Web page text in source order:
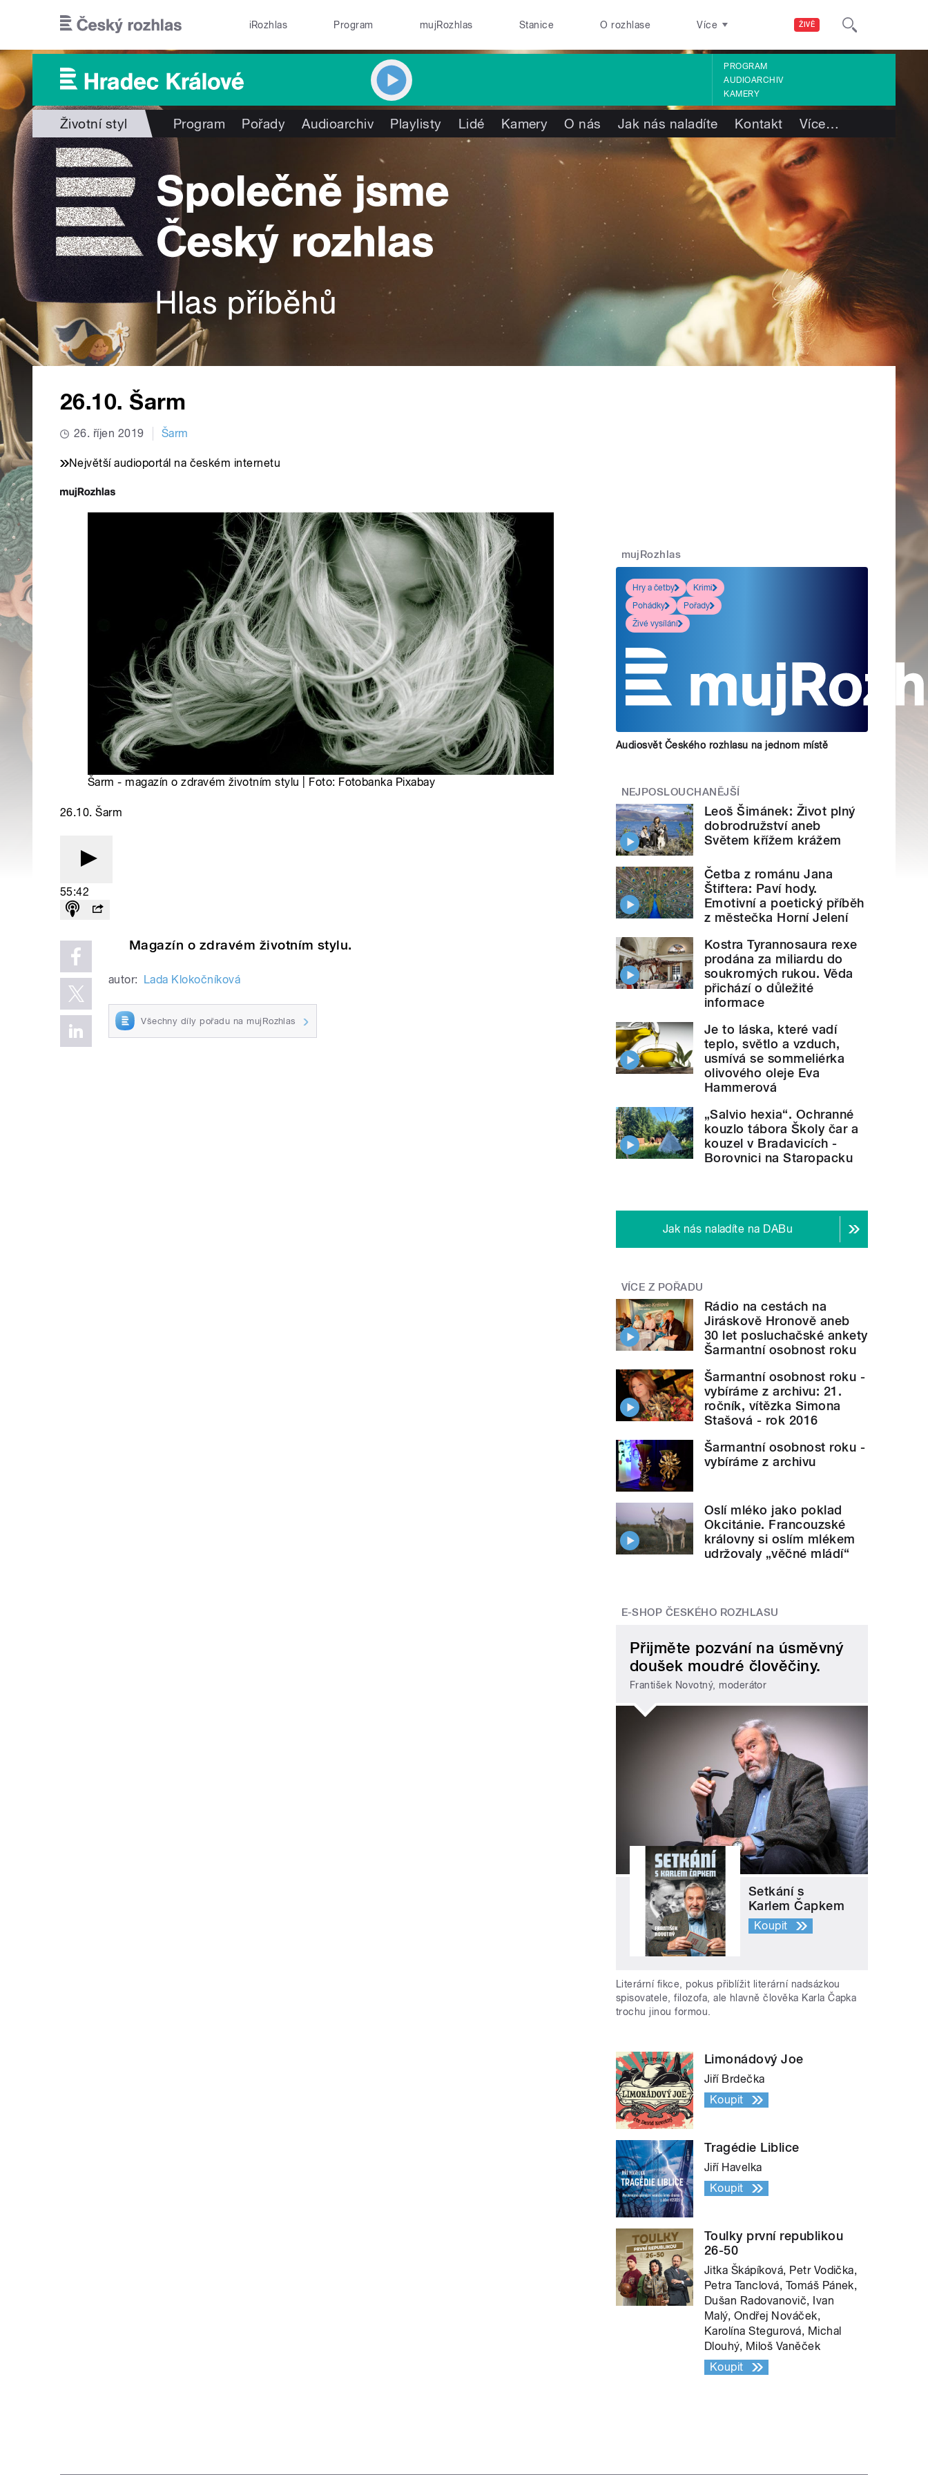
ŽIVĚ
iRozhlas Program mujRozhlas Stanice O rozhlase Více
PROGRAM
AUDIOARCHIV
KAMERY
Životní styl Program Pořady Audioarchiv Playlisty Lidé Kamery O nás Jak nás naladíte Kontakt Více…
26.10. Šarm
26. říjen 2019 Šarm
Největší audioportál na českém internetu
Šarm - magazín o zdravém životním stylu | Foto: Fotobanka Pixabay
26.10. Šarm
55:42
Magazín o zdravém životním stylu.
autor: Lada Klokočníková
Všechny díly pořadu na mujRozhlas
mujRozhlas
Hry a četby
Krimi
Pohádky
Pořady
Živé vysílání
Audiosvět Českého rozhlasu na jednom místě
NEJPOSLOUCHANĚJŠÍ
Leoš Šimánek: Život plný
dobrodružství aneb
Světem křížem krážem
Četba z románu Jana
Štiftera: Paví hody.
Emotivní a poetický příběh
z městečka Horní Jelení
Kostra Tyrannosaura rexe
prodána za miliardu do
soukromých rukou. Věda
přichází o důležité
informace
Je to láska, které vadí
teplo, světlo a vzduch,
usmívá se sommeliérka
olivového oleje Eva
Hammerová
„Salvio hexia“. Ochranné
kouzlo tábora Školy čar a
kouzel v Bradavicích -
Borovnici na Staropacku
Jak nás naladíte na DABu
VÍCE Z POŘADU
Rádio na cestách na
Jiráskově Hronově aneb
30 let posluchačské ankety
Šarmantní osobnost roku
Šarmantní osobnost roku -
vybíráme z archivu: 21.
ročník, vítězka Simona
Stašová - rok 2016
Šarmantní osobnost roku -
vybíráme z archivu
Oslí mléko jako poklad
Okcitánie. Francouzské
královny si oslím mlékem
udržovaly „věčné mládí“
E-SHOP ČESKÉHO ROZHLASU
Přijměte pozvání na úsměvný
doušek moudré člověčiny.
František Novotný, moderátor
Setkání s
Karlem Čapkem
Koupit
Literární fikce, pokus přiblížit literární nadsázkou
spisovatele, filozofa, ale hlavně člověka Karla Čapka
trochu jinou formou.
Limonádový Joe
Jiří Brdečka
Koupit
Tragédie Liblice
Jiří Havelka
Koupit
Toulky první republikou
26-50
Jitka Škápíková, Petr Vodička,
Petra Tanclová, Tomáš Pánek,
Dušan Radovanovič, Ivan
Malý, Ondřej Nováček,
Karolína Stegurová, Michal
Dlouhý, Miloš Vaněček
Koupit